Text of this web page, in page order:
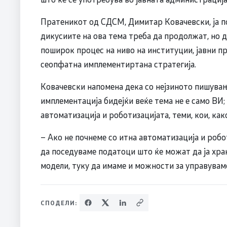
Пратеникот од СДСМ, Димитар Ковачевски, ја
дикусиите на ова тема треба да продолжат, но
поширок процес на ниво на институции, јавни
сеопфатна имплементиртана стратегија.
Ковачевски напомена дека со нејзиното
имплементација бидејќи веќе тема не е само
автоматизација и роботизацијата, теми, кои,
– Ако не почнеме со итна автоматизација и
да поседуваме податоци што ќе можат да ја
модели, туку да имаме и можности за
СПОДЕЛИ: